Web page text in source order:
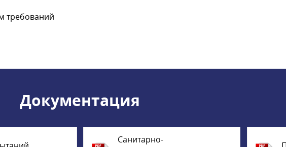
требований
Документация
Санитарно-